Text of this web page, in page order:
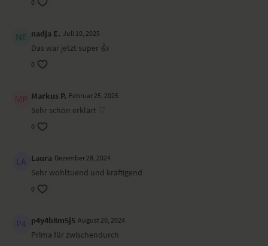
0
nadja E. Juli 10, 2025
Das war jetzt super 👍
0
Markus P. Februar 25, 2025
Sehr schön erklärt ♡
0
Laura Dezember 28, 2024
Sehr wohltuend und kräftigend
0
p4y4b8m5j5 August 20, 2024
Prima für zwischendurch